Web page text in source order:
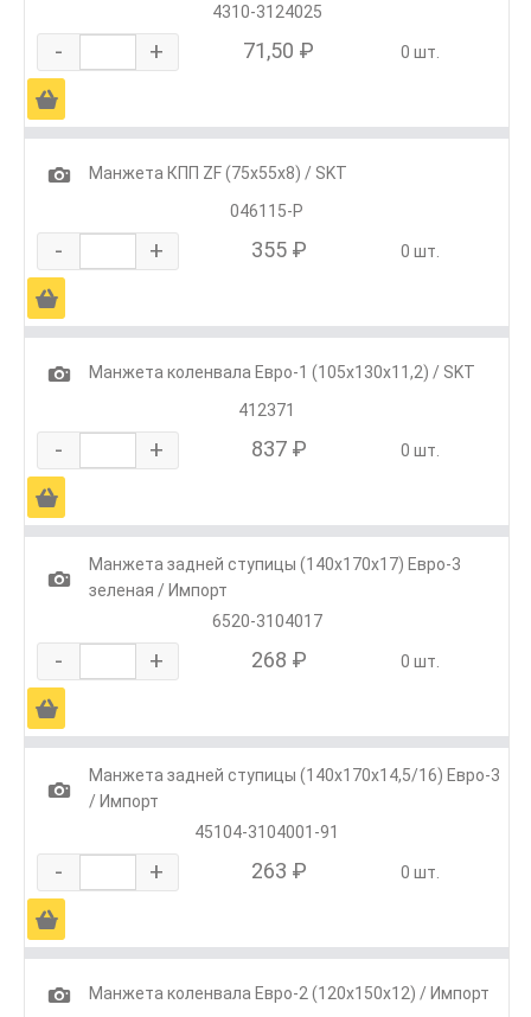
4310-3124025
- + 71,50 ₽ 0 шт.
Ä
1
Манжета КПП ZF (75х55х8) / SKT
046115-Р
- + 355 ₽ 0 шт.
Ä
1
Манжета коленвала Евро-1 (105х130х11,2) / SKT
412371
- + 837 ₽ 0 шт.
Ä
1
Манжета задней ступицы (140х170х17) Евро-3
зеленая / Импорт
6520-3104017
- + 268 ₽ 0 шт.
Ä
1
Манжета задней ступицы (140х170х14,5/16) Евро-3
/ Импорт
45104-3104001-91
- + 263 ₽ 0 шт.
Ä
1 Манжета коленвала Евро-2 (120х150х12) / Импорт